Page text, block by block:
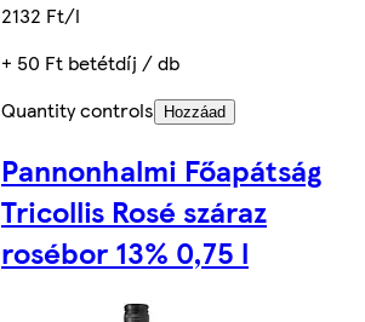
2132 Ft/l
+ 50 Ft betétdíj / db
Quantity controls
Hozzáad
Pannonhalmi Főapátság
Tricollis Rosé száraz
rosébor 13% 0,75 l